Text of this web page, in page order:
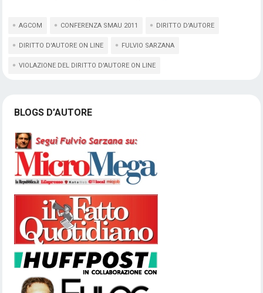
AGCOM CONFERENZA SMAU 2011 DIRITTO D'AUTORE
DIRITTO D'AUTORE ON LINE FULVIO SARZANA
VIOLAZIONE DEL DIRITTO D'AUTORE ON LINE
BLOGS D’AUTORE